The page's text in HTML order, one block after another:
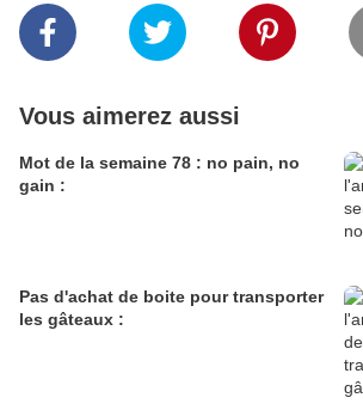
Vous aimerez aussi
Mot de la semaine 78 : no pain, no
gain :
Pas d'achat de boite pour transporter
les gâteaux :